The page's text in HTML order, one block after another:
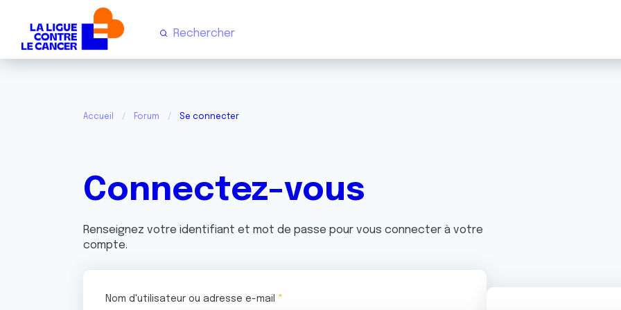
Accueil Forum Se connecter
Connectez-vous
Renseignez votre identifiant et mot de passe pour vous connecter à votre
compte.
Nom d'utilisateur ou adresse e-mail